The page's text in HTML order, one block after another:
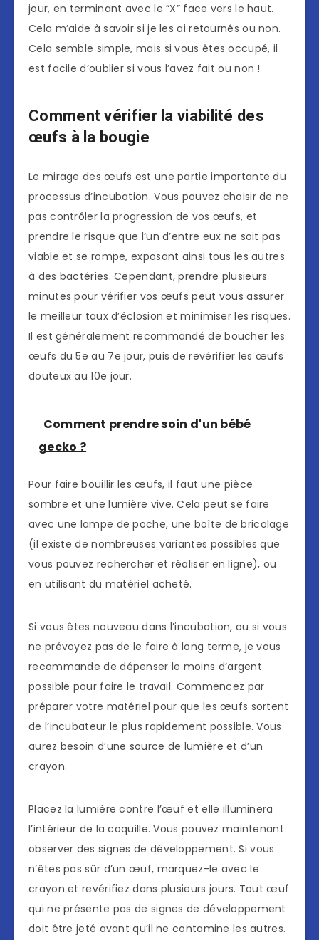
jour, en terminant avec le “X” face vers le haut.
Cela m’aide à savoir si je les ai retournés ou non.
Cela semble simple, mais si vous êtes occupé, il
est facile d’oublier si vous l’avez fait ou non !
Comment vérifier la viabilité des
œufs à la bougie
Le mirage des œufs est une partie importante du
processus d’incubation. Vous pouvez choisir de ne
pas contrôler la progression de vos œufs, et
prendre le risque que l’un d’entre eux ne soit pas
viable et se rompe, exposant ainsi tous les autres
à des bactéries. Cependant, prendre plusieurs
minutes pour vérifier vos œufs peut vous assurer
le meilleur taux d’éclosion et minimiser les risques.
Il est généralement recommandé de boucher les
œufs du 5e au 7e jour, puis de revérifier les œufs
douteux au 10e jour.
Comment prendre soin d'un bébé
gecko ?
Pour faire bouillir les œufs, il faut une pièce
sombre et une lumière vive. Cela peut se faire
avec une lampe de poche, une boîte de bricolage
(il existe de nombreuses variantes possibles que
vous pouvez rechercher et réaliser en ligne), ou
en utilisant du matériel acheté.
Si vous êtes nouveau dans l’incubation, ou si vous
ne prévoyez pas de le faire à long terme, je vous
recommande de dépenser le moins d’argent
possible pour faire le travail. Commencez par
préparer votre matériel pour que les œufs sortent
de l’incubateur le plus rapidement possible. Vous
aurez besoin d’une source de lumière et d’un
crayon.
Placez la lumière contre l’œuf et elle illuminera
l’intérieur de la coquille. Vous pouvez maintenant
observer des signes de développement. Si vous
n’êtes pas sûr d’un œuf, marquez-le avec le
crayon et revérifiez dans plusieurs jours. Tout œuf
qui ne présente pas de signes de développement
doit être jeté avant qu’il ne contamine les autres.